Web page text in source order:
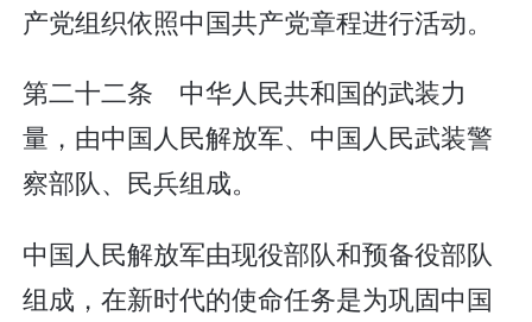
产党组织依照中国共产党章程进行活动。
第二十二条 中华人民共和国的武装力
量，由中国人民解放军、中国人民武装警
察部队、民兵组成。
中国人民解放军由现役部队和预备役部队
组成，在新时代的使命任务是为巩固中国